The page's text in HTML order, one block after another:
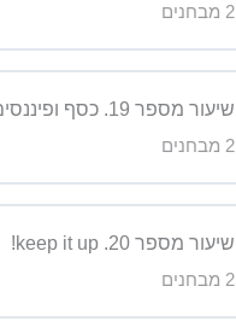
מבחן על הסרטון – שיעור 11
מבחן על הדקדוק- שיעור 11
2 מבחנים
מבחן על הדקדוק- שיעור 18 High level
מבחן על הסרטון- שיעור 18
שיעור מספר 19. כסף ופיננסים #2
2 מבחנים
מבחן על הדקדוק- שיעור 19 High level
שיעור מספר 20. keep it up!
2 מבחנים